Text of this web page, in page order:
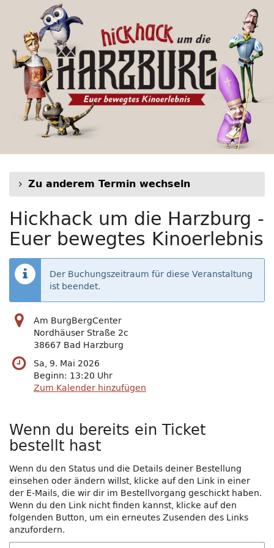
Inhalt
springen
Hickhack
um
die
Harzburg
Euer
bewegtes
Kinoerlebnis
Zu anderem Termin wechseln
Hickhack um die Harzburg -
Euer bewegtes Kinoerlebnis
Der Buchungszeitraum für diese Veranstaltung
ist beendet.
Am BurgBergCenter
Nordhäuser Straße 2c
38667 Bad Harzburg
Sa, 9. Mai 2026
Beginn: 13:20 Uhr
Zum Kalender hinzufügen
Wenn du bereits ein Ticket
bestellt hast
Wenn du den Status und die Details deiner Bestellung
einsehen oder ändern willst, klicke auf den Link in einer
der E-Mails, die wir dir im Bestellvorgang geschickt haben.
Wenn du den Link nicht finden kannst, klicke auf den
folgenden Button, um ein erneutes Zusenden des Links
anzufordern.